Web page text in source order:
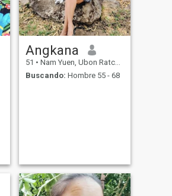
Angkana
51 • Nam Yuen, Ubon Ratchathani, Tailandia
Buscando: Hombre 55 - 68